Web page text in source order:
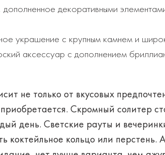
дополненное декоративными
украшение с крупным камнем и
аксессуар с дополнением
не только от вкусовых
Скромный солитер
день. Светские рауты и
коктейльное кольцо или перстень.